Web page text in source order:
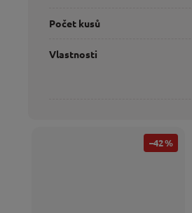
Počet kusů
Vlastnosti
–42 %